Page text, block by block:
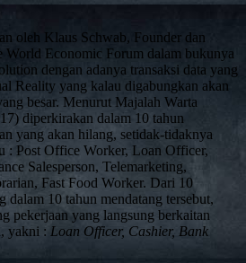
oleh Klaus Schwab, Founder dan
World Economic Forum dalam bukunya
dengan adanya transaksi data yang
Reality yang kalau digabungkan akan
besar. Menurut Majalah Warta
diperkirakan dalam 10 tahun
yang akan hilang, setidak-tidaknya
: Post Office Worker, Loan Officer,
Salesperson, Telemarketing,
Fast Food Worker. Dari 10
dalam 10 tahun mendatang tersebut,
pekerjaan yang langsung berkaitan
yakni : Loan Officer, Cashier, Bank